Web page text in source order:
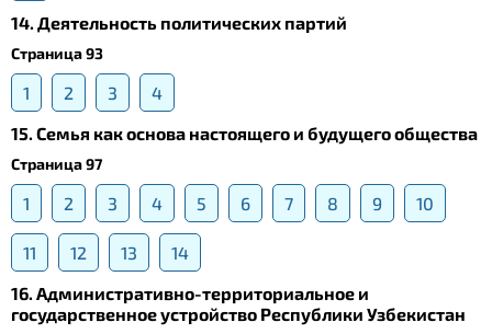
14. Деятельность политических партий
Страница 93
1 2 3
4
15. Семья как основа настоящего и будущего общества
Страница 97
1 2 3 4 5 6 7 8 9 10
11 12 13
14
16. Административно-территориальное и
государственное устройство Республики Узбекистан